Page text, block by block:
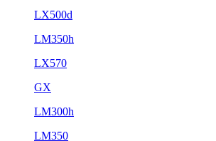
LX500d
LM350h
LX570
GX
LM300h
LM350